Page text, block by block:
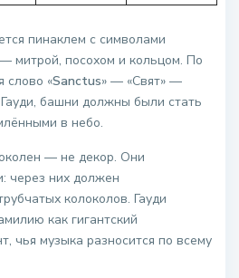
пинаклем с символами
митрой, посохом и кольцом. По
слово «Sanctus» — «Свят» —
башни должны были стать
в небо.
— не декор. Они
через них должен
колоколов. Гауди
как гигантский
чья музыка разносится по всему